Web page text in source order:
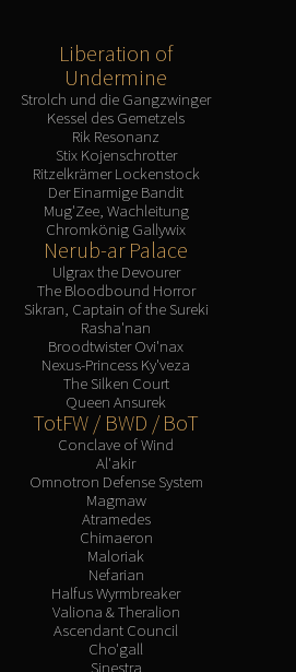
Liberation of
Undermine
Strolch und die Gangzwinger
Kessel des Gemetzels
Rik Resonanz
Stix Kojenschrotter
Ritzelkrämer Lockenstock
Der Einarmige Bandit
Mug'Zee, Wachleitung
Chromkönig Gallywix
Nerub-ar Palace
Ulgrax the Devourer
The Bloodbound Horror
Sikran, Captain of the Sureki
Rasha'nan
Broodtwister Ovi'nax
Nexus-Princess Ky'veza
The Silken Court
Queen Ansurek
TotFW / BWD / BoT
Conclave of Wind
Al'akir
Omnotron Defense System
Magmaw
Atramedes
Chimaeron
Maloriak
Nefarian
Halfus Wyrmbreaker
Valiona & Theralion
Ascendant Council
Cho'gall
Sinestra